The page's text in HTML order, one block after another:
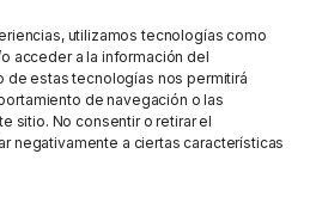
utilizamos tecnologías como
acceder a la información del
de estas tecnologías nos permitirá
de navegación o las
sitio. No consentir o retirar el
negativamente a ciertas características